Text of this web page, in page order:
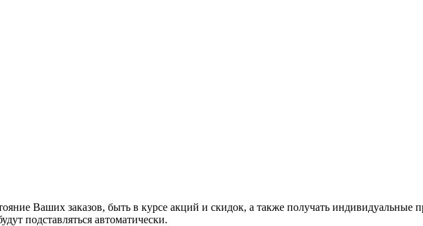
Ваших заказов, быть в курсе акций и скидок, а также получать индивидуальные
подставляться автоматически.